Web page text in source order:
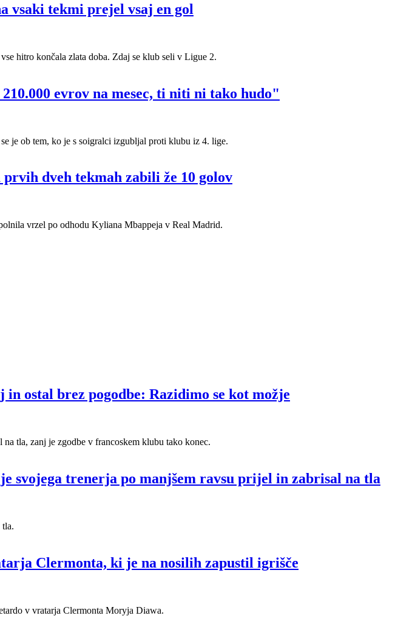
vsaki tekmi prejel vsaj en gol
hitro končala zlata doba. Zdaj se klub seli v Ligue 2.
evrov na mesec, ti niti ni tako hudo"
je ob tem, ko je s soigralci izgubljal proti klubu iz 4. lige.
dveh tekmah zabili že 10 golov
vrzel po odhodu Kyliana Mbappeja v Real Madrid.
ostal brez pogodbe: Razidimo se kot možje
tla, zanj je zgodbe v francoskem klubu tako konec.
svojega trenerja po manjšem ravsu prijel in zabrisal na tla
Clermonta, ki je na nosilih zapustil igrišče
v vratarja Clermonta Moryja Diawa.